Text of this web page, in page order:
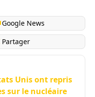
Google News
Partager
Unis ont repris
sur le nucléaire